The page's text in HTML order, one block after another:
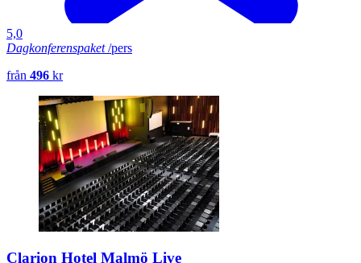
5,0
Dagkonferenspaket/pers
från 496 kr
Clarion Hotel Malmö Live